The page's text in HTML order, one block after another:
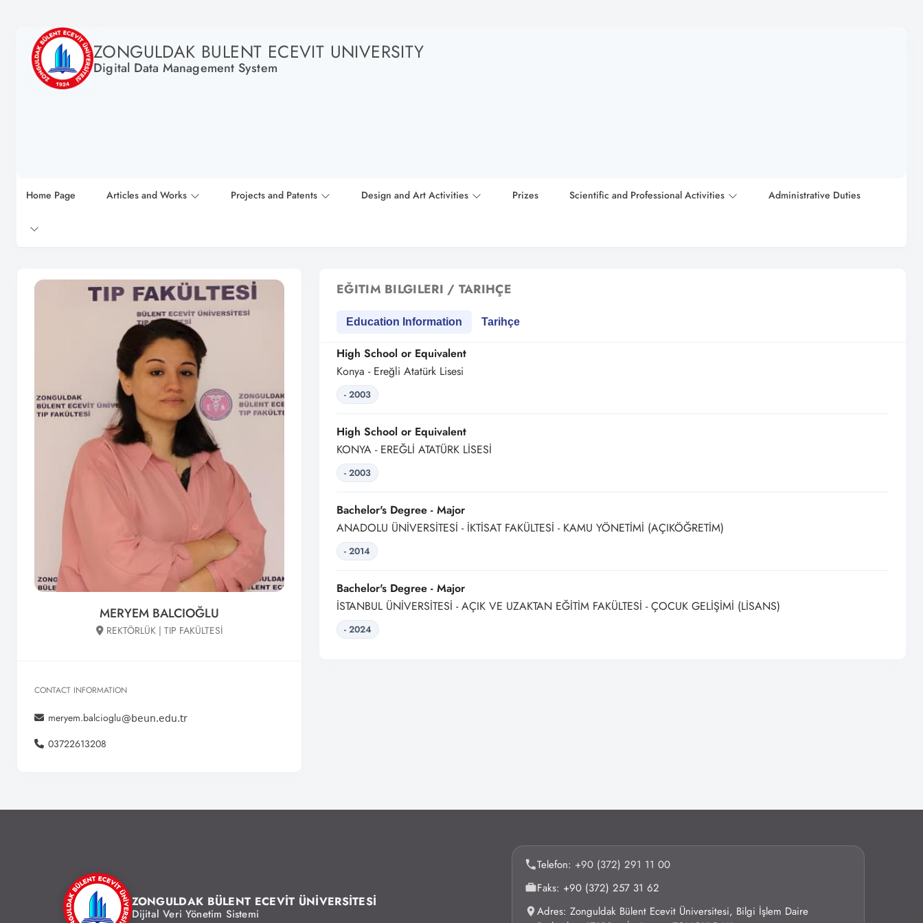
ZONGULDAK BULENT ECEVIT UNIVERSITY
Digital Data Management System
Home Page Articles and Works Projects and Patents Design and Art Activities Prizes Scientific and Professional Activities Administrative Duties
MERYEM BALCIOĞLU
REKTÖRLÜK | TIP FAKÜLTESİ
CONTACT INFORMATION
meryem.balcioglu
03722613208
EĞITIM BILGILERI / TARIHÇE
Education Information Tarihçe
High School or Equivalent
Konya - Ereğli Atatürk Lisesi
- 2003
High School or Equivalent
KONYA - EREĞLİ ATATÜRK LİSESİ
- 2003
Bachelor's Degree - Major
ANADOLU ÜNİVERSİTESİ - İKTİSAT FAKÜLTESİ - KAMU YÖNETİMİ (AÇIKÖĞRETİM)
- 2014
Bachelor's Degree - Major
İSTANBUL ÜNİVERSİTESİ - AÇIK VE UZAKTAN EĞİTİM FAKÜLTESİ - ÇOCUK GELİŞİMİ (LİSANS)
- 2024
ZONGULDAK BÜLENT ECEVİT ÜNİVERSİTESİ
Dijital Veri Yönetim Sistemi
Telefon: +90 (372) 291 11 00
Faks: +90 (372) 257 31 62
Adres: Zonguldak Bülent Ecevit Üniversitesi, Bilgi İşlem Daire